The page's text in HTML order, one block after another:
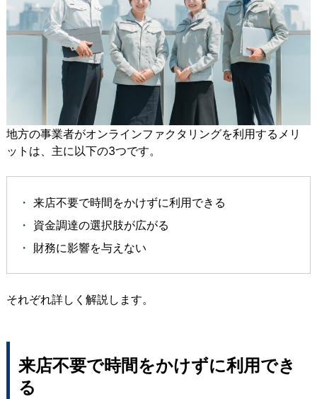
地方の事業者がオンラインファクタリングを利用するメリ
ットは、主に以下の3つです。
来店不要で時間をかけずに利用できる
資金調達の選択肢が広がる
財務に影響を与えない
それぞれ詳しく解説します。
来店不要で時間をかけずに利用でき
る